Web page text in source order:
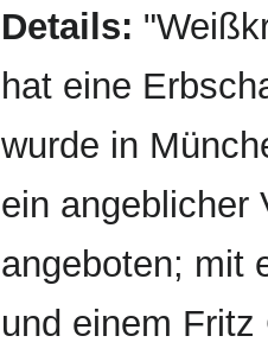
Details:
hat eine
wurde in
ein angeblicher
angeboten; mit
und einem